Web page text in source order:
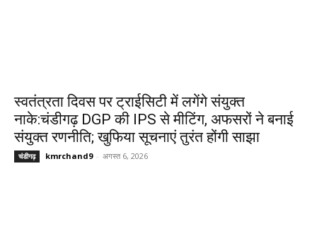
स्वतंत्रता दिवस पर ट्राईसिटी में लगेंगे संयुक्त
नाके:चंडीगढ़ DGP की IPS से मीटिंग, अफसरों ने बनाई
संयुक्त रणनीति; खुफिया सूचनाएं तुरंत होंगी साझा
चंडीगढ़ kmrchand9 - अगस्त 6, 2026